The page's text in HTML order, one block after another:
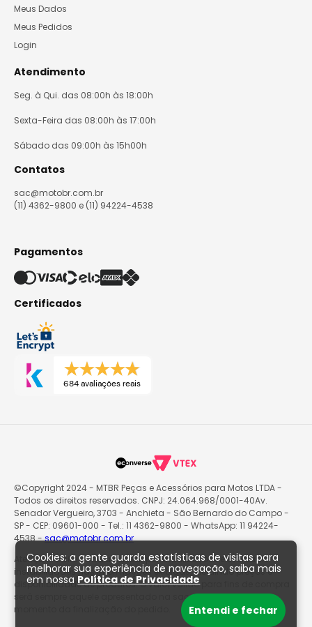
Cookies: a gente guarda estatísticas de visitas para
melhorar sua experiência de navegação, saiba mais
em nossa Política de Privacidade
Entendi e fechar
Meus Dados
Meus Pedidos
Login
Atendimento
Seg. à Qui. das 08:00h às 18:00h
Sexta-Feira das 08:00h às 17:00h
Sábado das 09:00h às 15h00h
Contatos
sac@motobr.com.br
(11) 4362-9800 e (11) 94224-4538
Pagamentos
Certificados
684 avaliações reais
©Copyright 2024 - MTBR Peças e Acessórios para Motos LTDA -
Todos os direitos reservados. CNPJ: 24.064.968/0001-40Av.
Senador Vergueiro, 3703 - Anchieta - São Bernardo do Campo -
SP - CEP: 09601-000 - Tel.: 11 4362-9800 - WhatsApp: 11 94224-
4538 -sac@motobr.com.br
Atenção: O site poderá passar por atualizações e eventuais
instabilidades nas informações exibidas, incluindo preços e
disponibilidade de produtos. O valor válido para fins de compra
será sempre aquele apresentado na sacola de produtos no
momento da finalização do pedido.